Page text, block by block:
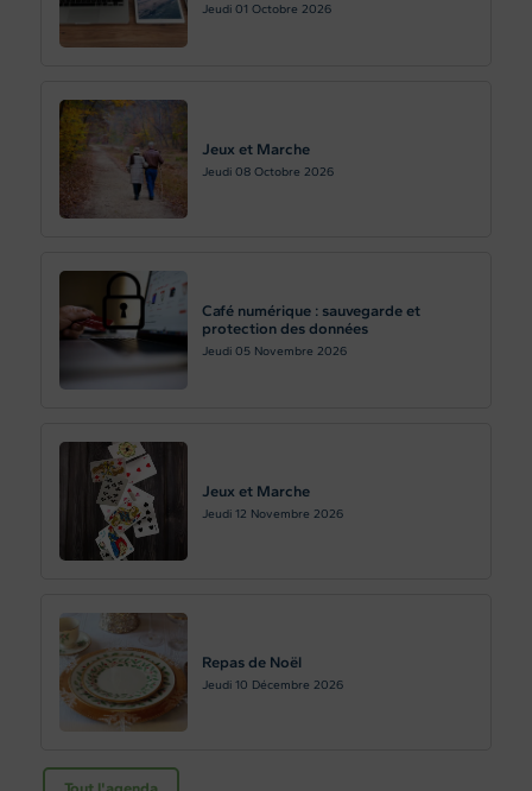
Jeudi 01 Octobre 2026
Jeux et Marche
Jeudi 08 Octobre 2026
Café numérique : sauvegarde et
protection des données
Jeudi 05 Novembre 2026
Jeux et Marche
Jeudi 12 Novembre 2026
Repas de Noël
Jeudi 10 Décembre 2026